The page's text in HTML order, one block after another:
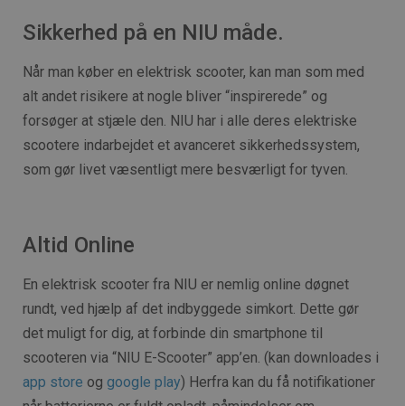
Sikkerhed på en NIU måde.
Når man køber en elektrisk scooter, kan man som med
alt andet risikere at nogle bliver “inspirerede” og
forsøger at stjæle den. NIU har i alle deres elektriske
scootere indarbejdet et avanceret sikkerhedssystem,
som gør livet væsentligt mere besværligt for tyven.
Altid Online
En elektrisk scooter fra NIU er nemlig online døgnet
rundt, ved hjælp af det indbyggede simkort. Dette gør
det muligt for dig, at forbinde din smartphone til
scooteren via “NIU E-Scooter” app’en. (kan downloades i
app store og google play) Herfra kan du få notifikationer